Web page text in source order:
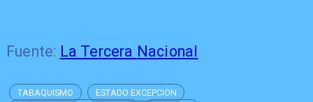
Fuente: La Tercera Nacional
TABAQUISMO
ESTADO EXCEPCIÓN